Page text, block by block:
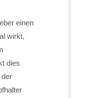
einen
wirkt,
dies
der